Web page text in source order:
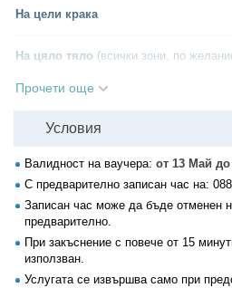
На цели крака
На цяло тяло (всички зони, по
На горна устна - 3 процедури
На цели ръце - 3 процедури
На цял интим - 3 процедури
На цели крака - 3 процедури
Прочети още
Условия
Валидност на ваучера: от 13 Май до
С предварително записан час на:
Записан час може да бъде отменен
предварително.
При закъснение с повече от 15
използван.
Услугата се извършва само при